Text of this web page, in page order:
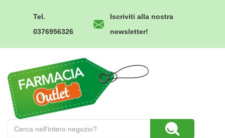
Tel.
0376956326
Iscriviti alla nostra
newsletter!
Outlet
Prodotto
Cerca Prodotto